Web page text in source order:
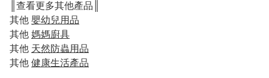
║查看更多其他產品║
其他 嬰幼兒用品
其他 媽媽廚具
其他 天然防蟲用品
其他 健康生活產品